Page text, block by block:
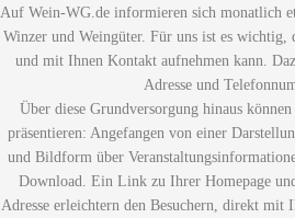
Auf Wein-WG.de informieren sich monatlich
Winzer und Weingüter. Für uns ist es wichtig,
und mit Ihnen Kontakt aufnehmen kann.
Adresse und
Über diese Grundversorgung hinaus
präsentieren: Angefangen von einer
und Bildform über
Download. Ein Link zu Ihrer Homepage
Adresse erleichtern den Besuchern, direkt mit